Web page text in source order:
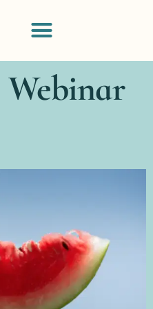
Webinar